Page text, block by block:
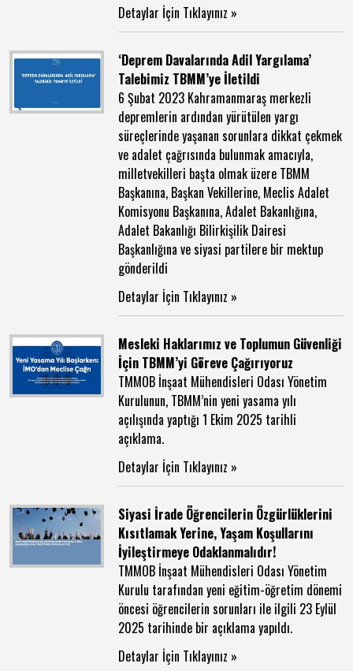
Detaylar İçin Tıklayınız »
‘Deprem Davalarında Adil Yargılama’
Talebimiz TBMM’ye İletildi
6 Şubat 2023 Kahramanmaraş merkezli
depremlerin ardından yürütülen yargı
süreçlerinde yaşanan sorunlara dikkat çekmek
ve adalet çağrısında bulunmak amacıyla,
milletvekilleri başta olmak üzere TBMM
Başkanına, Başkan Vekillerine, Meclis Adalet
Komisyonu Başkanına, Adalet Bakanlığına,
Adalet Bakanlığı Bilirkişilik Dairesi
Başkanlığına ve siyasi partilere bir mektup
gönderildi
Detaylar İçin Tıklayınız »
Mesleki Haklarımız ve Toplumun Güvenliği
İçin TBMM’yi Göreve Çağırıyoruz
TMMOB İnşaat Mühendisleri Odası Yönetim
Kurulunun, TBMM’nin yeni yasama yılı
açılışında yaptığı 1 Ekim 2025 tarihli
açıklama.
Detaylar İçin Tıklayınız »
Siyasi İrade Öğrencilerin Özgürlüklerini
Kısıtlamak Yerine, Yaşam Koşullarını
İyileştirmeye Odaklanmalıdır!
TMMOB İnşaat Mühendisleri Odası Yönetim
Kurulu tarafından yeni eğitim-öğretim dönemi
öncesi öğrencilerin sorunları ile ilgili 23 Eylül
2025 tarihinde bir açıklama yapıldı.
Detaylar İçin Tıklayınız »